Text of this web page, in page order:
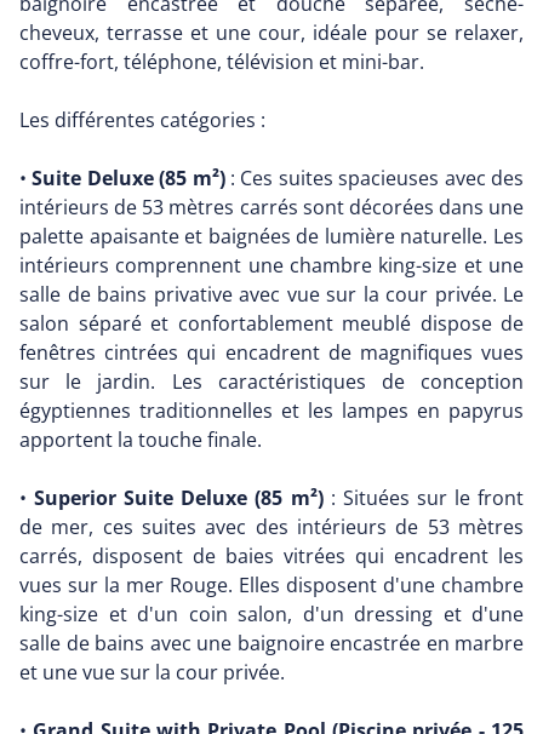
cheveux, terrasse et une cour, idéale pour se relaxer,
coffre-fort, téléphone, télévision et mini-bar.
Les différentes catégories :
•Suite Deluxe (85 m²): Ces suites spacieuses avec des
intérieurs de 53 mètres carrés sont décorées dans une
palette apaisante et baignées de lumière naturelle. Les
intérieurs comprennent une chambre king-size et une
salle de bains privative avec vue sur la cour privée. Le
salon séparé et confortablement meublé dispose de
fenêtres cintrées qui encadrent de magnifiques vues
sur le jardin. Les caractéristiques de conception
égyptiennes traditionnelles et les lampes en papyrus
apportent la touche finale.
•Superior Suite Deluxe (85 m²): Situées sur le front
de mer, ces suites avec des intérieurs de 53 mètres
carrés, disposent de baies vitrées qui encadrent les
vues sur la mer Rouge. Elles disposent d'une chambre
king-size et d'un coin salon, d'un dressing et d'une
salle de bains avec une baignoire encastrée en marbre
et une vue sur la cour privée.